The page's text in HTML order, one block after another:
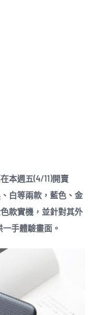
本週五(4/11)開賣
白等兩款，藍色、金
款實機，並針對其外
手體驗畫面。